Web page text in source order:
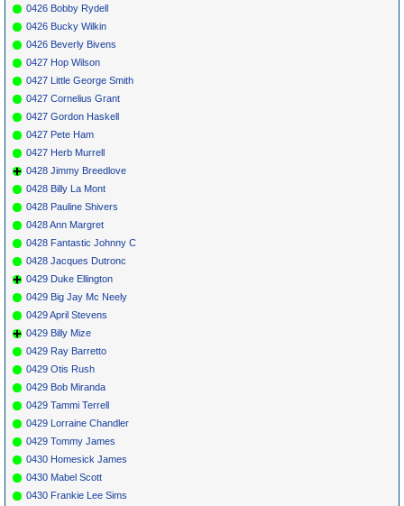
0426 Bobby Rydell
0426 Bucky Wilkin
0426 Beverly Bivens
0427 Hop Wilson
0427 Little George Smith
0427 Cornelius Grant
0427 Gordon Haskell
0427 Pete Ham
0427 Herb Murrell
0428 Jimmy Breedlove
0428 Billy La Mont
0428 Pauline Shivers
0428 Ann Margret
0428 Fantastic Johnny C
0428 Jacques Dutronc
0429 Duke Ellington
0429 Big Jay Mc Neely
0429 April Stevens
0429 Billy Mize
0429 Ray Barretto
0429 Otis Rush
0429 Bob Miranda
0429 Tammi Terrell
0429 Lorraine Chandler
0429 Tommy James
0430 Homesick James
0430 Mabel Scott
0430 Frankie Lee Sims